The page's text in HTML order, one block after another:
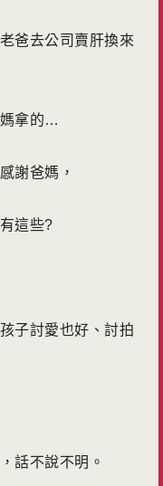
爸去公司賣肝換來
拿的…
謝爸媽，
這些?
子討愛也好、討拍
話不說不明。